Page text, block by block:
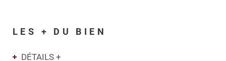
LES + DU BIEN
DÉTAILS +